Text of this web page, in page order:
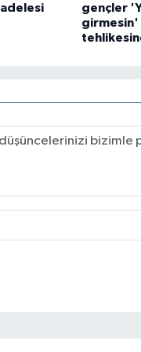
gençler
girmesin'